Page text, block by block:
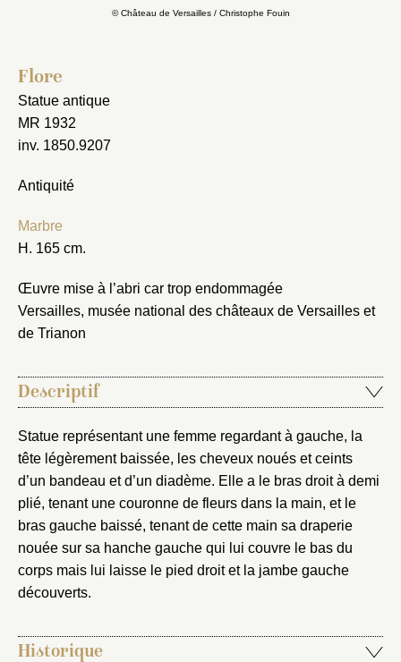
© Château de Versailles / Christophe Fouin
Flore
Statue antique
MR 1932
inv. 1850.9207
Antiquité
Marbre
H. 165 cm.
Œuvre mise à l’abri car trop endommagée
Versailles, musée national des châteaux de Versailles et
de Trianon
Descriptif
Statue représentant une femme regardant à gauche, la
tête légèrement baissée, les cheveux noués et ceints
d’un bandeau et d’un diadème. Elle a le bras droit à demi
plié, tenant une couronne de fleurs dans la main, et le
bras gauche baissé, tenant de cette main sa draperie
nouée sur sa hanche gauche qui lui couvre le bas du
corps mais lui laisse le pied droit et la jambe gauche
découverts.
Historique
notice
Connexion